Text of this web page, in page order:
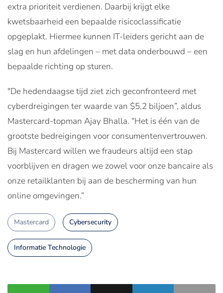
extra prioriteit verdienen. Daarbij krijgt elke
kwetsbaarheid een bepaalde risicoclassificatie
opgeplakt. Hiermee kunnen IT-leiders gericht aan de
slag en hun afdelingen – met data onderbouwd – een
bepaalde richting op sturen.
"De hedendaagse tijd ziet zich geconfronteerd met
cyberdreigingen ter waarde van $5,2 biljoen”, aldus
Mastercard-topman Ajay Bhalla. “Het is één van de
grootste bedreigingen voor consumentenvertrouwen.
Bij Mastercard willen we fraudeurs altijd een stap
voorblijven en dragen we zowel voor onze bancaire als
onze retailklanten bij aan de bescherming van hun
online omgevingen.”
Mastercard Cybersecurity
Informatie Technologie